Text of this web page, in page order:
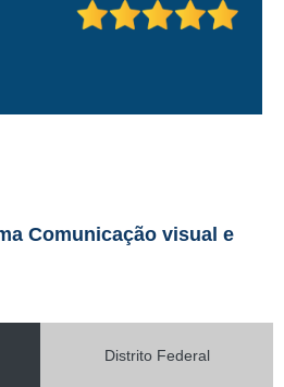
Comunicação visual e
Distrito Federal